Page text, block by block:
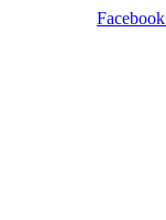
Facebook